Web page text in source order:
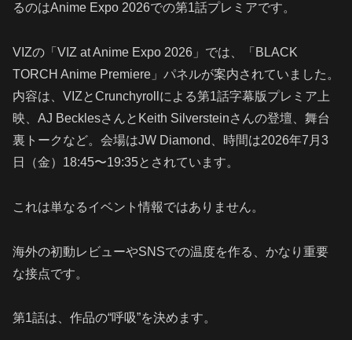
るのはAnime Expo 2026での第1話プレミアです。
VIZの「VIZ at Anime Expo 2026」では、「BLACK
TORCH Anime Premiere」パネルが案内されていました。
内容は、VIZとCrunchyrollによる第1話字幕版プレミア上
映、AJ BecklesさんとKeith Silversteinさんの登壇、舞台
裏トークなど。会場はJW Diamond、時間は2026年7月3
日（金）18:45〜19:35とされています。
これは単なるイベント情報ではありません。
海外の初動レビューやSNSでの温度を作る、かなり重要
な接点です。
第1話は、作品の“呼吸”を決めます。